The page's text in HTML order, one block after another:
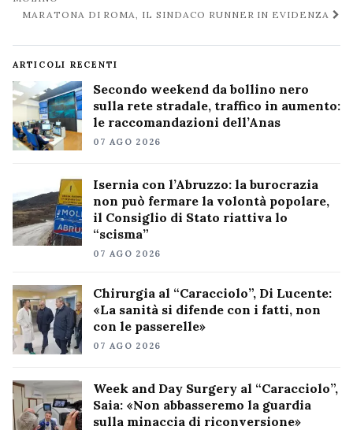
MARATONA DI ROMA, IL SINDACO RUNNER IN EVIDENZA
ARTICOLI RECENTI
Secondo weekend da bollino nero
sulla rete stradale, traffico in aumento:
le raccomandazioni dell’Anas
07 AGO 2026
Isernia con l’Abruzzo: la burocrazia
non può fermare la volontà popolare,
il Consiglio di Stato riattiva lo
“scisma”
07 AGO 2026
Chirurgia al “Caracciolo”, Di Lucente:
«La sanità si difende con i fatti, non
con le passerelle»
07 AGO 2026
Week and Day Surgery al “Caracciolo”,
Saia: «Non abbasseremo la guardia
sulla minaccia di riconversione»